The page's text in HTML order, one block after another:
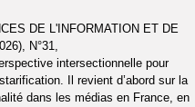
DE L'INFORMATION ET DE
N°31,
intersectionnelle pour
Il revient d’abord sur la
dans les médias en France, en